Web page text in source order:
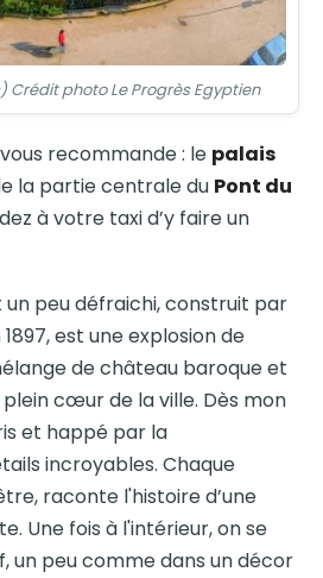
Crédit photo Le Progrès Egyptien
recommande : le palais
la partie centrale du Pont du
à votre taxi d’y faire un
peu défraichi, construit par
1897, est une explosion de
de château baroque et
cœur de la ville. Dès mon
et happé par la
incroyables. Chaque
raconte l'histoire d’une
Une fois à l'intérieur, on se
un peu comme dans un décor